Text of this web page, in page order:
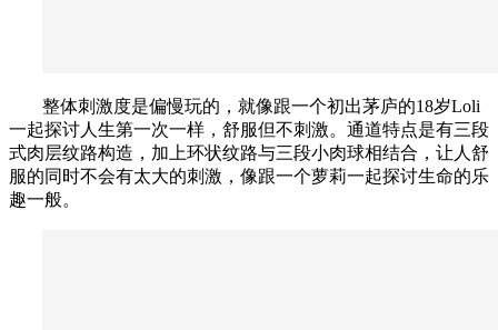
整体刺激度是偏慢玩的，就像跟一个初出茅庐的18岁Loli
一起探讨人生第一次一样，舒服但不刺激。通道特点是有三段
式肉层纹路构造，加上环状纹路与三段小肉球相结合，让人舒
服的同时不会有太大的刺激 ，像跟一个萝莉一起探讨生命的乐
趣一般。